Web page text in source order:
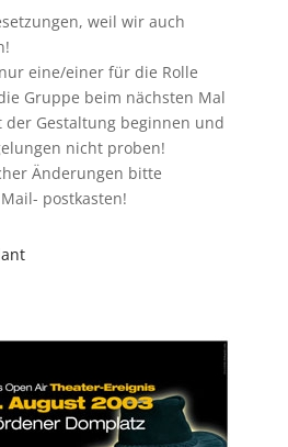
weil wir auch
eine/einer für die Rolle
Gruppe beim nächsten Mal
Gestaltung beginnen und
nicht proben!
Änderungen bitte
postkasten!